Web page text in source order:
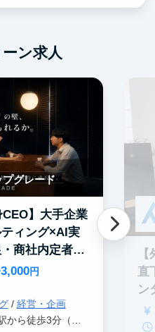
ン求人
グレード
】大手企業
ィング×AI実
商社内定者多
3,000円
/ 経営・企画
3分（大崎駅から徒歩8分）
直
ン